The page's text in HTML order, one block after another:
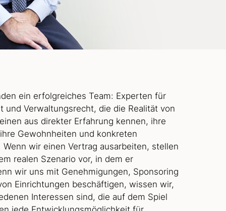
ein erfolgreiches Team: Experten für
und Verwaltungsrecht, die die Realität von
aus direkter Erfahrung kennen, ihre
Gewohnheiten und konkreten
wir einen Vertrag ausarbeiten, stellen
realen Szenario vor, in dem er
wir uns mit Genehmigungen, Sponsoring
Einrichtungen beschäftigen, wissen wir,
Interessen sind, die auf dem Spiel